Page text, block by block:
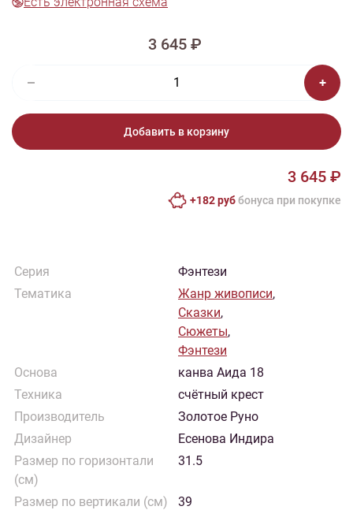
3 645 ₽
Добавить в корзину
3 645 ₽
+182 руббонусa при покупке
Серия
Фэнтези
Тематика
Жанр живописи,
Сказки,
Сюжеты,
Фэнтези
Основа
канва Аида 18
Техника
счётный крест
Производитель
Золотое Руно
Дизайнер
Есенова Индира
Размер по горизонтали
(см)
31.5
Размер по вертикали (см)
39